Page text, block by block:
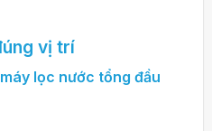
vị trí
lọc nước tổng đầu